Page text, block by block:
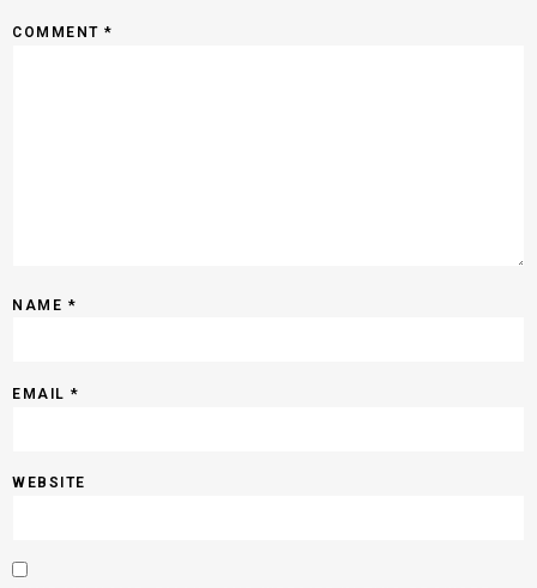
COMMENT *
NAME *
EMAIL *
WEBSITE